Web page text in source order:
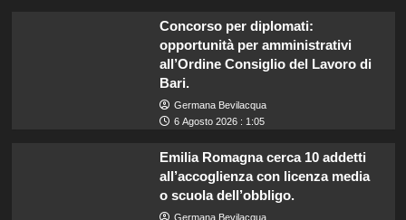
Concorso per diplomati:
opportunità per amministrativi
all’Ordine Consiglio del Lavoro di
Bari.
Germana Bevilacqua
6 Agosto 2026 : 1:05
Emilia Romagna cerca 10 addetti
all’accoglienza con licenza media
o scuola dell’obbligo.
Germana Bevilacqua